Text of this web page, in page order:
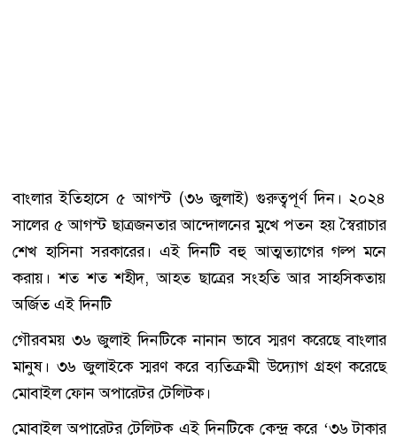
বাংলার ইতিহাসে ৫ আগস্ট (৩৬ জুলাই) গুরুত্বপূর্ণ দিন। ২০২৪
সালের ৫ আগস্ট ছাত্রজনতার আন্দোলনের মুখে পতন হয় স্বৈরাচার
শেখ হাসিনা সরকারের। এই দিনটি বহু আত্মত্যাগের গল্প মনে
করায়। শত শত শহীদ, আহত ছাত্রের সংহতি আর সাহসিকতায়
অর্জিত এই দিনটি
গৌরবময় ৩৬ জুলাই দিনটিকে নানান ভাবে স্মরণ করেছে বাংলার
মানুষ। ৩৬ জুলাইকে স্মরণ করে ব্যতিক্রমী উদ্যোগ গ্রহণ করেছে
মোবাইল ফোন অপারেটর টেলিটক।
মোবাইল অপারেটর টেলিটক এই দিনটিকে কেন্দ্র করে ‘৩৬ টাকার